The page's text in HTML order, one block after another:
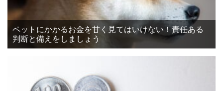
ペットにかかるお金を甘く見てはいけない！責任ある
判断と備えをしましょう